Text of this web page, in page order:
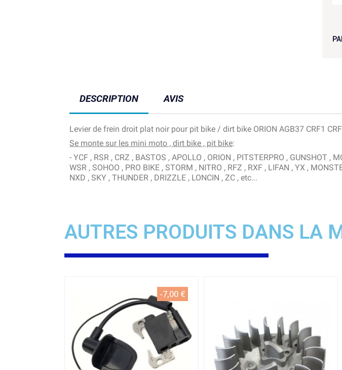
DESCRIPTION AVIS
Levier de frein droit plat noir pour pit bike / dirt bike ORION AGB37 CRF1
Se monte sur les mini moto , dirt bike , pit bike:
- YCF , RSR , CRZ , BASTOS , APOLLO , ORION , PITSTERPRO , GUNSHOT
WSR , SOHOO , PRO BIKE , STORM , NITRO , RFZ , RXF , LIFAN , YX ,
NXD , SKY , THUNDER , DRIZZLE , LONCIN , ZC , etc...
AUTRES PRODUITS DANS LA